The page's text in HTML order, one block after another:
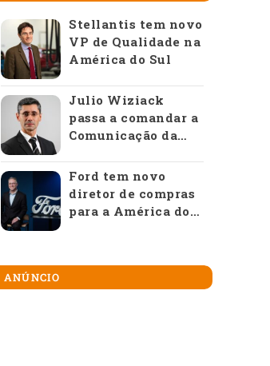
Stellantis tem novo
VP de Qualidade na
América do Sul
Julio Wiziack
passa a comandar a
Comunicação da
Ford tem novo
diretor de compras
para a América do
ANÚNCIO